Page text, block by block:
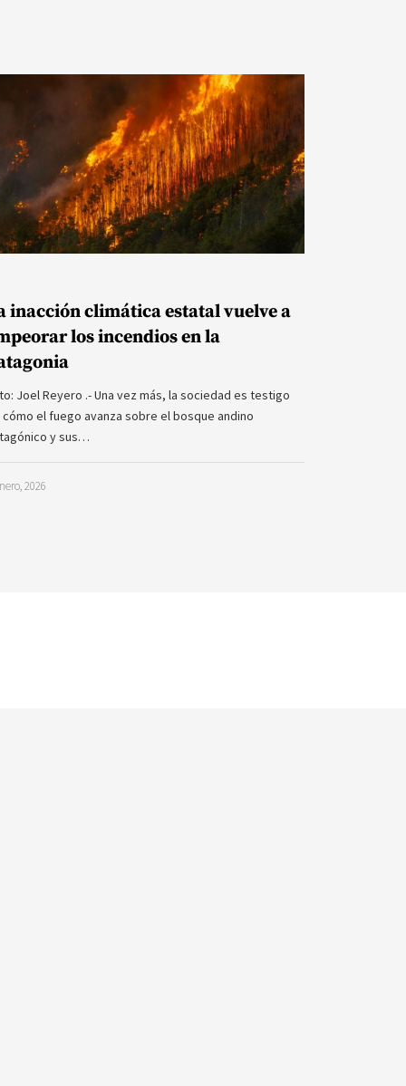
inacción climática estatal vuelve a
los incendios en la
Joel Reyero .- Una vez más, la sociedad es testigo
el fuego avanza sobre el bosque andino
y sus…
2026